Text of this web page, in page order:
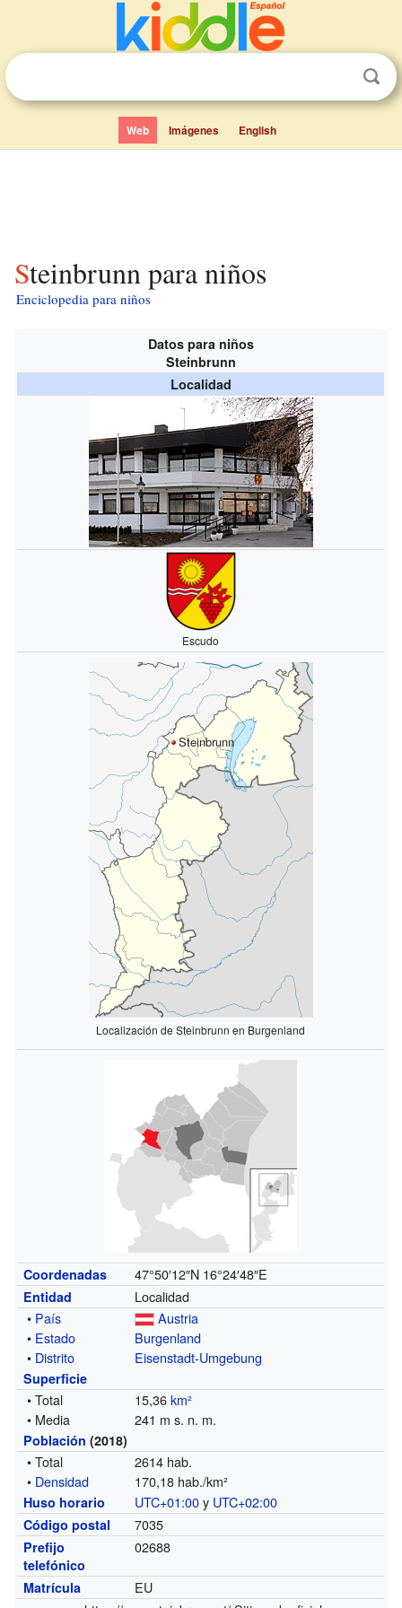
Web Imágenes English
Steinbrunn para niños
Enciclopedia para niños
Datos para niños
Steinbrunn
Localidad
Escudo
Steinbrunn
Localización de Steinbrunn en Burgenland
Coordenadas 47°50′12″N 16°24′48″E
Entidad
Localidad
• País
Austria
• Estado
Burgenland
• Distrito Eisenstadt-Umgebung
Superficie
• Total 15,36km²
• Media
241 m s. n. m.
Población (2018)
• Total
2614 hab.
• Densidad 170,18 hab./km²
Huso horario UTC+01:00y UTC+02:00
Código postal 7035
Prefijo
telefónico
02688
Matrícula
EU